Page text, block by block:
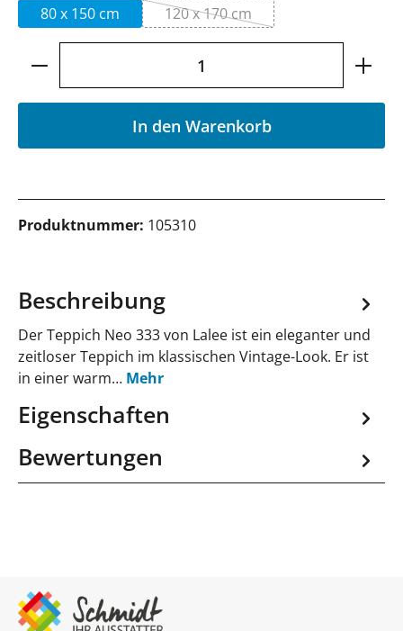
80 x 150 cm 120 x 170 cm(Diese Option ist zurzeit nicht
Produkt Anzahl: Gib den gewünschten
In den Warenkorb
Produktnummer: 105310
Beschreibung
Der Teppich Neo 333 von Lalee ist ein eleganter und
zeitloser Teppich im klassischen Vintage-Look. Er ist
in einer warm… Mehr
Eigenschaften
Bewertungen